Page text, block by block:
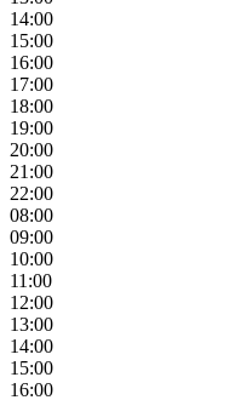
14:00
15:00
16:00
17:00
18:00
19:00
20:00
21:00
22:00
08:00
09:00
10:00
11:00
12:00
13:00
14:00
15:00
16:00